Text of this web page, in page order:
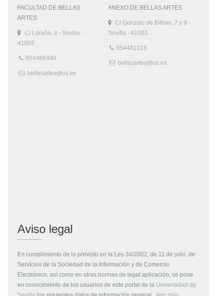
FACULTAD DE BELLAS
ARTES
C/ Laraña, 3 - Sevilla -
41003
954486490
bellasartes@us.es
ANEXO DE BELLAS ARTES
C/ Gonzalo de Bilbao, 7 y 9 -
Sevilla - 41003
954481318
bellasartes@us.es
Aviso legal
En cumplimiento de lo previsto en la Ley 34/2002, de 11 de julio, de
Servicios de la Sociedad de la Información y de Comercio
Electrónico, así como en otras normas de legal aplicación, se pone
en conocimiento de los usuarios de este portal de la Universidad de